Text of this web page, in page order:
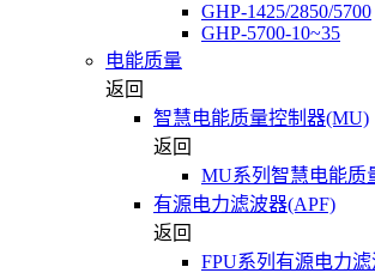
GHP-1425/2850/5700
GHP-5700-10~35
电能质量
返回
智慧电能质量控制器(MU)
返回
MU系列智慧电能质
有源电力滤波器(APF)
返回
FPU系列有源电力